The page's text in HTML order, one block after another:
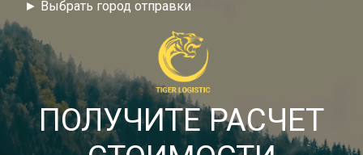
Тарифы
► Выбрать город отправки
ПОЛУЧИТЕ РАСЧЕТ